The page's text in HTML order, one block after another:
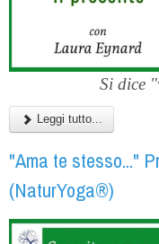
Si dice
Leggi tutto...
"Ama te stesso..."
(NaturYoga®)